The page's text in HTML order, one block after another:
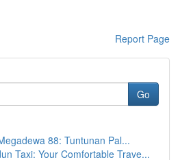
Report Page
Go
88: Tuntunan Pal...
Taxi: Your Comfortable Trave...